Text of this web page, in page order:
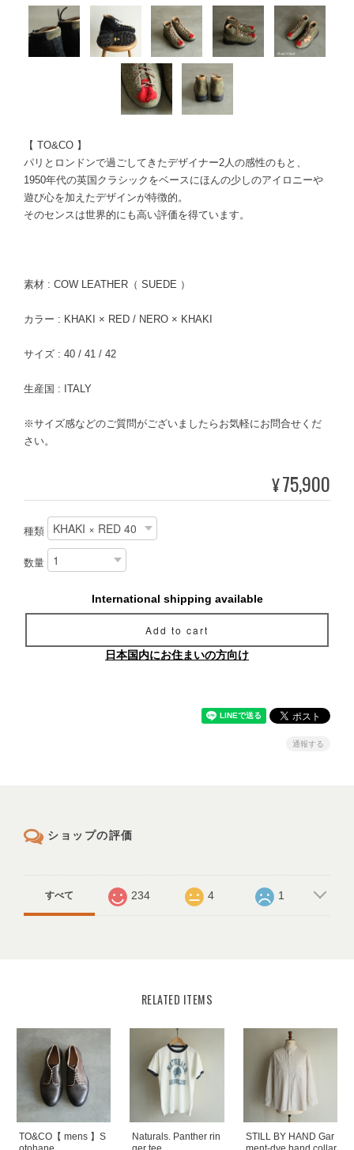
【 TO&CO 】
パリとロンドンで過ごしてきたデザイナー2人の感性のもと、
1950年代の英国クラシックをベースにほんの少しのアイロニーや
遊び心を加えたデザインが特徴的。
そのセンスは世界的にも高い評価を得ています。
素材 : COW LEATHER（ SUEDE ）
カラー : KHAKI × RED / NERO × KHAKI
サイズ : 40 / 41 / 42
生産国 : ITALY
※サイズ感などのご質問がございましたらお気軽にお問合せくだ
さい。
¥75,900
種類
数量
International shipping available
Add to cart
日本国内にお住まいの方向け
通報する
ショップの評価
すべて 234 4 1
RELATED ITEMS
TO&CO【 mens 】S
Naturals. Panther rin
STILL BY HAND Gar